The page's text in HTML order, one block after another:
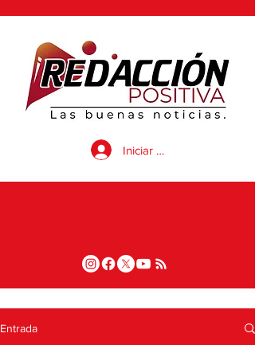
Iniciar sesión
Entrada